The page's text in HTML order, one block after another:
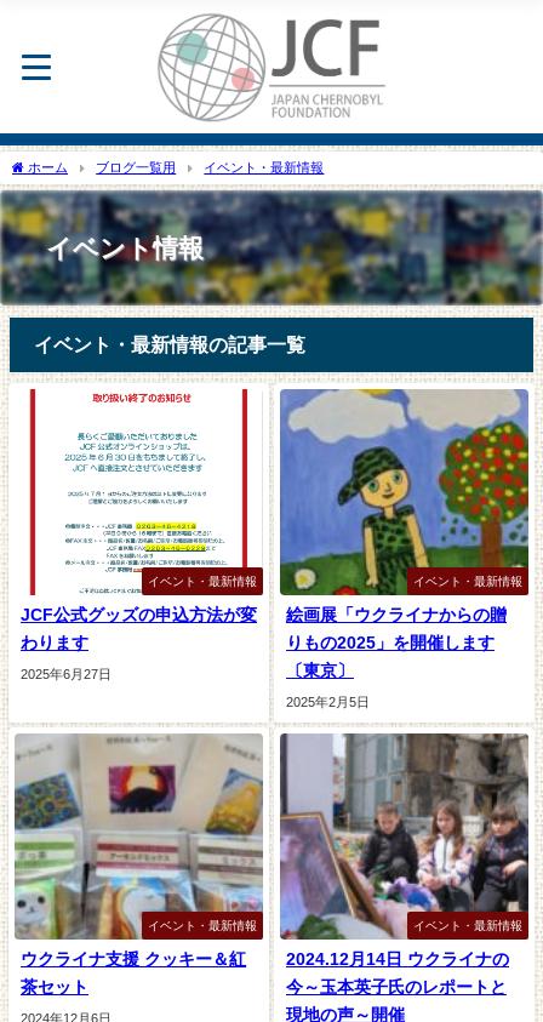
ホーム ブログ一覧用 イベント・最新情報
イベント情報
イベント・最新情報の記事一覧
イベント・最新情報
JCF公式グッズの申込方法が変
わります
2025年6月27日
イベント・最新情報
絵画展「ウクライナからの贈
りもの2025」を開催します
〔東京〕
2025年2月5日
イベント・最新情報
ウクライナ支援 クッキー＆紅
茶セット
2024年12月6日
イベント・最新情報
2024.12月14日 ウクライナの
今～玉本英子氏のレポートと
現地の声～開催